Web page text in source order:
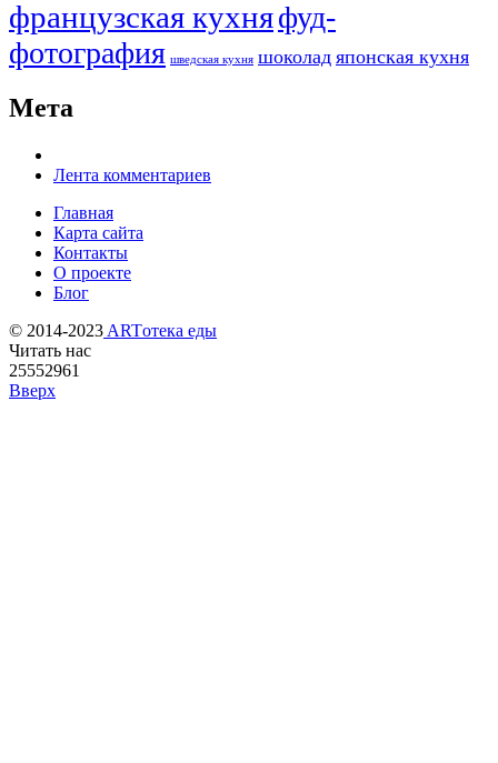
французская кухняфуд-
фотография шведская кухня шоколад японская кухня
Мета
Лента комментариев
Главная
Карта сайта
Контакты
О проекте
Блог
© 2014-2023 ARTотека еды
Читать нас
25552961
Вверх